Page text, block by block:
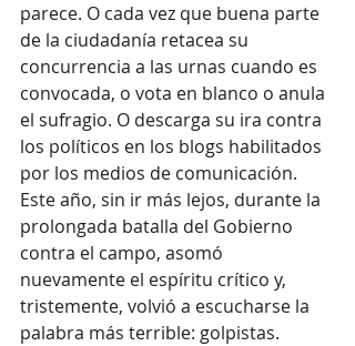
parece. O cada vez que buena parte
de la ciudadanía retacea su
concurrencia a las urnas cuando es
convocada, o vota en blanco o anula
el sufragio. O descarga su ira contra
los políticos en los blogs habilitados
por los medios de comunicación.
Este año, sin ir más lejos, durante la
prolongada batalla del Gobierno
contra el campo, asomó
nuevamente el espíritu crítico y,
tristemente, volvió a escucharse la
palabra más terrible: golpistas.